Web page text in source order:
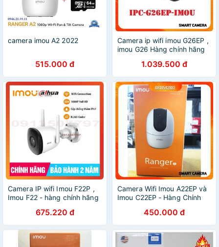
camera imou A2 2022
515.000 đ
Camera ip wifi imou G26EP ,
imou G26 Hàng chính hãng
1.039.500 đ
Camera IP wifi Imou F22P ,
Imou F22 - hàng chính hãng
675.220 đ
Camera Wifi Imou A22EP và
Imou C22EP - Hàng Chính
450.000 đ